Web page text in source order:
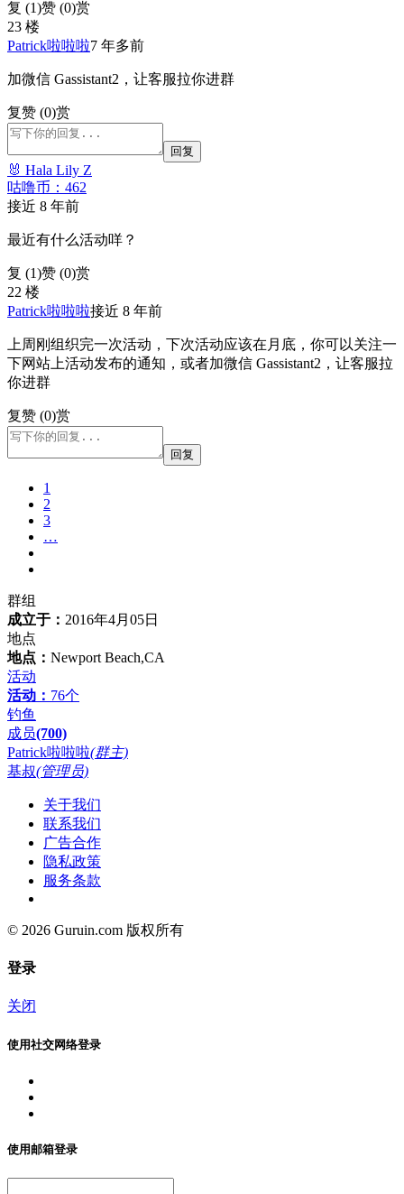
复 (1)赞 (0)赏
23 楼
Patrick啦啦啦7 年多前
加微信 Gassistant2，让客服拉你进群
复赞 (0)赏
回复
🐰 Hala Lily Z
咕噜币：462
接近 8 年前
最近有什么活动咩？
复 (1)赞 (0)赏
22 楼
Patrick啦啦啦接近 8 年前
上周刚组织完一次活动，下次活动应该在月底，你可以关注一
下网站上活动发布的通知，或者加微信 Gassistant2，让客服拉
你进群
复赞 (0)赏
回复
1
2
3
…
群组
成立于： 2016年4月05日
地点
地点： Newport Beach,CA
活动
活动： 76个
钓鱼
成员(700)
Patrick啦啦啦(群主)
基叔(管理员)
关于我们
联系我们
广告合作
隐私政策
服务条款
© 2026 Guruin.com 版权所有
登录
关闭
使用社交网络登录
使用邮箱登录